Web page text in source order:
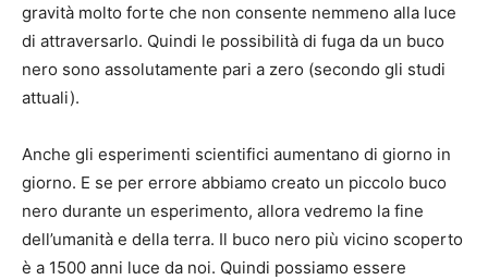
gravità molto forte che non consente nemmeno alla luce
di attraversarlo. Quindi le possibilità di fuga da un buco
nero sono assolutamente pari a zero (secondo gli studi
attuali).
Anche gli esperimenti scientifici aumentano di giorno in
giorno. E se per errore abbiamo creato un piccolo buco
nero durante un esperimento, allora vedremo la fine
dell’umanità e della terra. Il buco nero più vicino scoperto
è a 1500 anni luce da noi. Quindi possiamo essere